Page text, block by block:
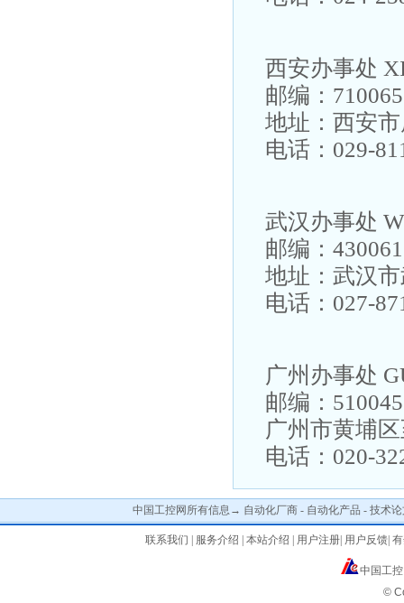
西安办事处
邮编：710065
地址：西安
电话：029-
武汉办事处
邮编：430061
地址：武汉
电话：027-
广州办事处
邮编：510045
广州市黄埔
电话：020-
中国工控网所有信息→ 自动化厂商- 自动化产品 - 技术论
联系我们 | 服务介绍 | 本站介绍 | 用户注册| 用户反馈|
中国工
©